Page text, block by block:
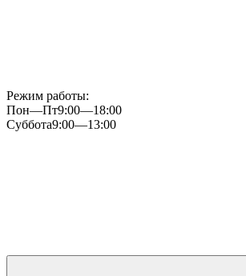
Режим работы:
Пон—Пт9:00—18:00
Суббота9:00—13:00